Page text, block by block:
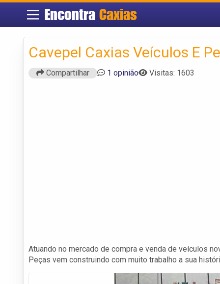
Encontra Caxias
Cavepel Caxias Veículos E
Compartilhar 1 opinião Visitas: 1603
Atuando no mercado de compra e venda de veículos
Peças vem construindo com muito trabalho a sua